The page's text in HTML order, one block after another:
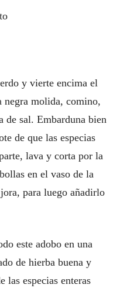
y vierte encima el
molida, comino,
de sal. Embarduna bien
de que las especias
lava y corta por la
en el vaso de la
para luego añadirlo
este adobo en una
de hierba buena y
las especias enteras